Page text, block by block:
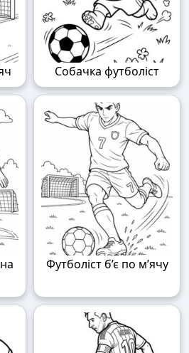
Собачка футболіст
Футболіст б’є по м’ячу